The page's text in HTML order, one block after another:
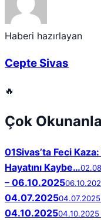
Haberi hazırlayan
Cepte Sivas
🔥
Çok
01Sivas’ta Feci
Hayatını Kaybe…
– 06.10.2025
04.07.2025
04.10.2025